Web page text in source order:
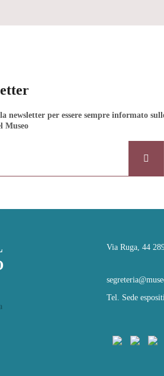
newsletter per essere sempre informato
Museo
Via Ruga, 44
Tel. Sede